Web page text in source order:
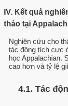
IV. Kết quả
thảo tại
Nghiên cứu cho
tác động tích cực
học Appalachian.
cao hơn và tỷ lệ
4.1. Tác